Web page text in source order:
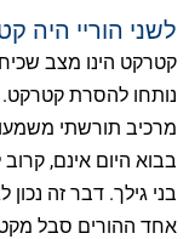
לשני הוריי היה
נותחו להסרת
מרכיב תורשתי
בבוא היום אינם,
אחד ההורים סבל